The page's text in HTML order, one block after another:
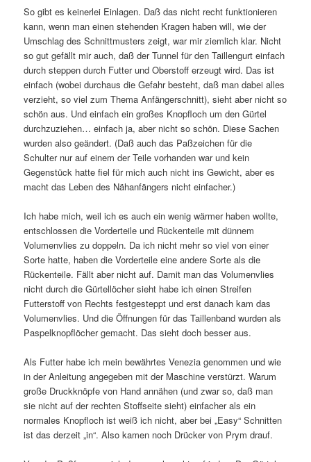
So gibt es keinerlei Einlagen. Daß das nicht recht funktionieren
kann, wenn man einen stehenden Kragen haben will, wie der
Umschlag des Schnittmusters zeigt, war mir ziemlich klar. Nicht
so gut gefällt mir auch, daß der Tunnel für den Taillengurt einfach
durch steppen durch Futter und Oberstoff erzeugt wird. Das ist
einfach (wobei durchaus die Gefahr besteht, daß man dabei alles
verzieht, so viel zum Thema Anfängerschnitt), sieht aber nicht so
schön aus. Und einfach ein großes Knopfloch um den Gürtel
durchzuziehen… einfach ja, aber nicht so schön. Diese Sachen
wurden also geändert. (Daß auch das Paßzeichen für die
Schulter nur auf einem der Teile vorhanden war und kein
Gegenstück hatte fiel für mich auch nicht ins Gewicht, aber es
macht das Leben des Nähanfängers nicht einfacher.)
Ich habe mich, weil ich es auch ein wenig wärmer haben wollte,
entschlossen die Vorderteile und Rückenteile mit dünnem
Volumenvlies zu doppeln. Da ich nicht mehr so viel von einer
Sorte hatte, haben die Vorderteile eine andere Sorte als die
Rückenteile. Fällt aber nicht auf. Damit man das Volumenvlies
nicht durch die Gürtellöcher sieht habe ich einen Streifen
Futterstoff von Rechts festgesteppt und erst danach kam das
Volumenvlies. Und die Öffnungen für das Taillenband wurden als
Paspelknopflöcher gemacht. Das sieht doch besser aus.
Als Futter habe ich mein bewährtes Venezia genommen und wie
in der Anleitung angegeben mit der Maschine verstürzt. Warum
große Druckknöpfe von Hand annähen (und zwar so, daß man
sie nicht auf der rechten Stoffseite sieht) einfacher als ein
normales Knopfloch ist weiß ich nicht, aber bei „Easy“ Schnitten
ist das derzeit „in“. Also kamen noch Drücker von Prym drauf.